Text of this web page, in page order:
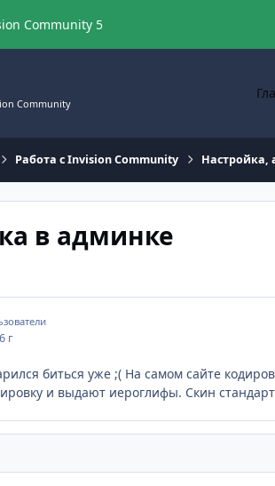
Community 5
Community
Работа с Invision Community Настройка,
в админке
г
биться уже ;( На самом сайте
и выдают иероглифы. Скин